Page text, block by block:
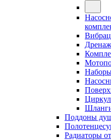
Поддоны
Радиаторы